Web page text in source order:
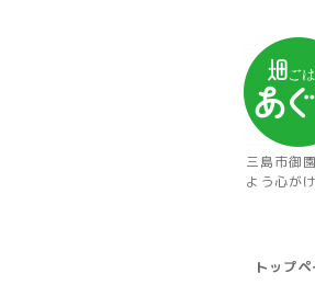
三島市御
よう心が
トップ